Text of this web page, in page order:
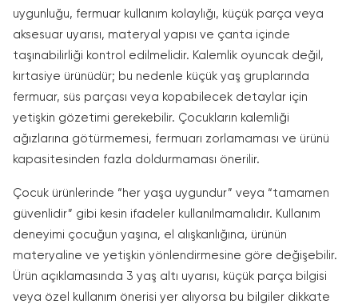
uygunluğu, fermuar kullanım kolaylığı, küçük parça veya
aksesuar uyarısı, materyal yapısı ve çanta içinde
taşınabilirliği kontrol edilmelidir. Kalemlik oyuncak değil,
kırtasiye ürünüdür; bu nedenle küçük yaş gruplarında
fermuar, süs parçası veya kopabilecek detaylar için
yetişkin gözetimi gerekebilir. Çocukların kalemliği
ağızlarına götürmemesi, fermuarı zorlamaması ve ürünü
kapasitesinden fazla doldurmaması önerilir.
Çocuk ürünlerinde “her yaşa uygundur” veya “tamamen
güvenlidir” gibi kesin ifadeler kullanılmamalıdır. Kullanım
deneyimi çocuğun yaşına, el alışkanlığına, ürünün
materyaline ve yetişkin yönlendirmesine göre değişebilir.
Ürün açıklamasında 3 yaş altı uyarısı, küçük parça bilgisi
veya özel kullanım önerisi yer alıyorsa bu bilgiler dikkate